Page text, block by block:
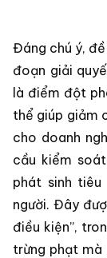
Đáng chú ý,
đoạn giải
là điểm đột
thể giúp giảm
cho doanh
cầu kiểm
phát sinh
người. Đây
điều kiện”,
trừng phạt mà